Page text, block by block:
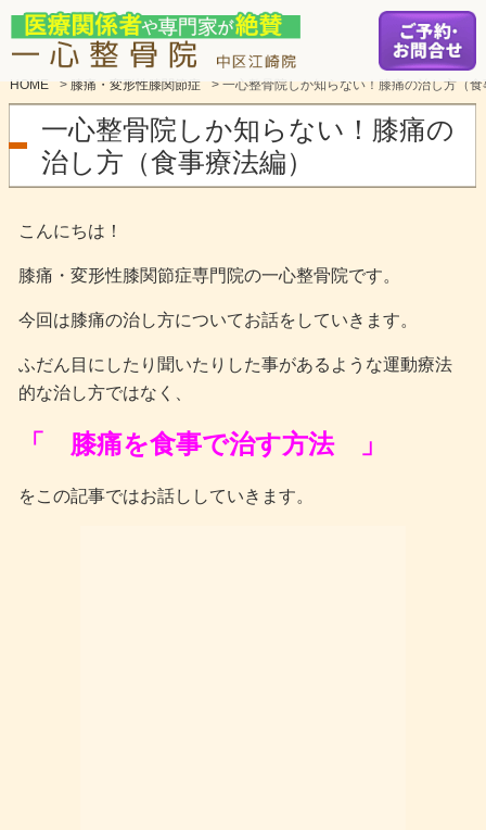
HOME > 膝痛・変形性膝関節症 > 一心整骨院しか知らない！膝痛の治し方（
一心整骨院しか知らない！膝痛の
治し方（食事療法編）
こんにちは！
膝痛・変形性膝関節症専門院の一心整骨院です。
今回は膝痛の治し方についてお話をしていきます。
ふだん目にしたり聞いたりした事があるような運動療法
的な治し方ではなく、
「 膝痛を食事で治す方法 」
をこの記事ではお話ししていきます。